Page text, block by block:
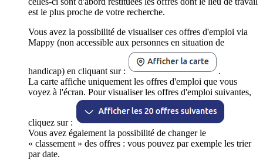
est le plus proche de votre recherche.
Vous avez la possibilité de visualiser ces offres d'emploi via
Mappy (non accessible aux personnes en situation de
handicap) en cliquant sur :
.
La carte affiche uniquement les offres d'emploi que vous
voyez à l'écran. Pour visualiser les offres d'emploi suivantes,
cliquez sur :
Vous avez également la possibilité de changer le
« classement » des offres : vous pouvez par exemple les trier
par date.